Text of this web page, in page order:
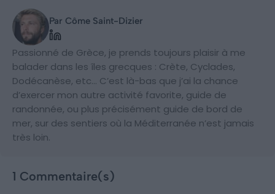
Par Côme Saint-Dizier
Passionné de Grèce, je prends toujours plaisir à me
balader dans les îles grecques : Crète, Cyclades,
Dodécanèse, etc… C’est là-bas que j’ai la chance
d’exercer mon autre activité favorite, guide de
randonnée, ou plus précisément guide de bord de
mer, sur des sentiers où la Méditerranée n’est jamais
très loin.
1 Commentaire(s)